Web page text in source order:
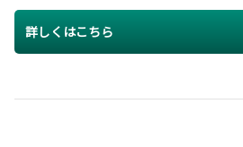
詳しくはこちら